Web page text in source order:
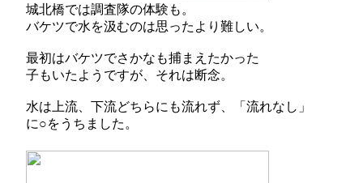
城北橋では調査隊の体験も。
バケツで水を汲むのは思ったより難しい。
最初はバケツでさかなも捕まえたかった
子もいたようですが、それは断念。
水は上流、下流どちらにも流れず、「流れなし」
に○をうちました。